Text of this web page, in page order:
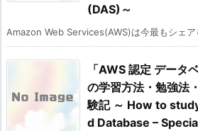
(DAS)～
Amazon Web Services(AWS)は今最もシェ
「AWS 認定 データ
の学習方法・勉強法
験記 ～ How to
d Database –